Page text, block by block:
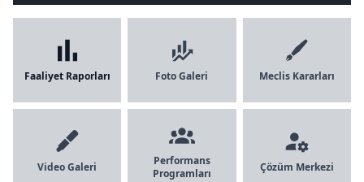
Faaliyet Raporları Foto Galeri Meclis Kararları
Video Galeri
Performans
Programları
Çözüm Merkezi